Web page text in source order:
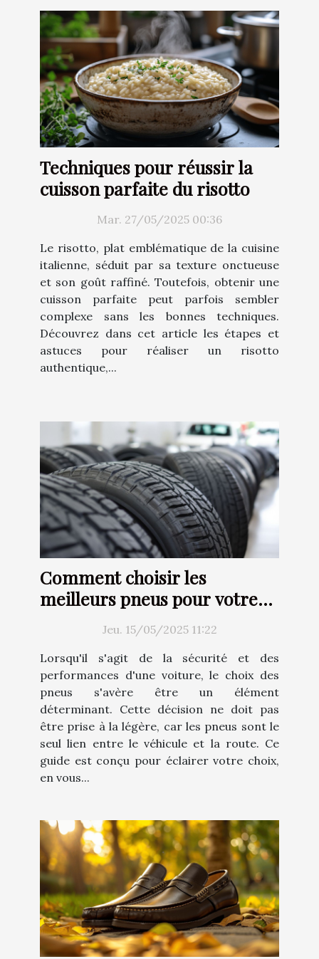
Techniques pour réussir la
cuisson parfaite du risotto
Mar. 27/05/2025 00:36
Le risotto, plat emblématique de la cuisine
italienne, séduit par sa texture onctueuse
et son goût raffiné. Toutefois, obtenir une
cuisson parfaite peut parfois sembler
complexe sans les bonnes techniques.
Découvrez dans cet article les étapes et
astuces pour réaliser un risotto
authentique,...
Comment choisir les
meilleurs pneus pour votre
Jeu. 15/05/2025 11:22
Lorsqu'il s'agit de la sécurité et des
performances d'une voiture, le choix des
pneus s'avère être un élément
déterminant. Cette décision ne doit pas
être prise à la légère, car les pneus sont le
seul lien entre le véhicule et la route. Ce
guide est conçu pour éclairer votre choix,
en vous...